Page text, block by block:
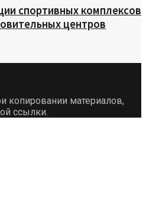
спортивных комплексов
центров
копировании материалов,
ссылки.